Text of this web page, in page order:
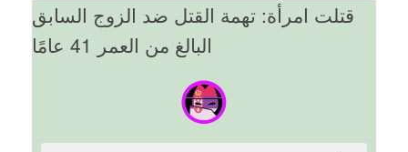
قتلت امرأة: تهمة القتل ضد الزوج السابق
البالغ من العمر 41 عامًا